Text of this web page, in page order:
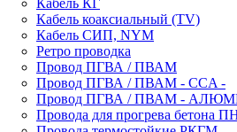
Кабель КГ
Кабель коаксиальный (TV)
Кабель СИП, NYM
Ретро проводка
Провод ПГВА / ПВАМ
Провод ПГВА / ПВАМ - CCA -
Провод ПГВА / ПВАМ -
Провода для прогрева бетона